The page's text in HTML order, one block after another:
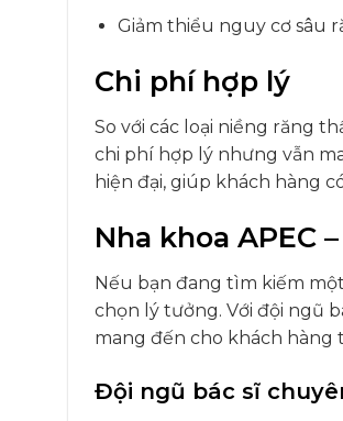
Giảm thiểu nguy cơ sâu
Chi phí hợp lý
So với các loại niềng răng
chi phí hợp lý nhưng vẫn
hiện đại, giúp khách hàng
Nha khoa APEC
Nếu bạn đang tìm kiếm
chọn lý tưởng. Với đội ngũ
mang đến cho khách hàng
Đội ngũ bác sĩ